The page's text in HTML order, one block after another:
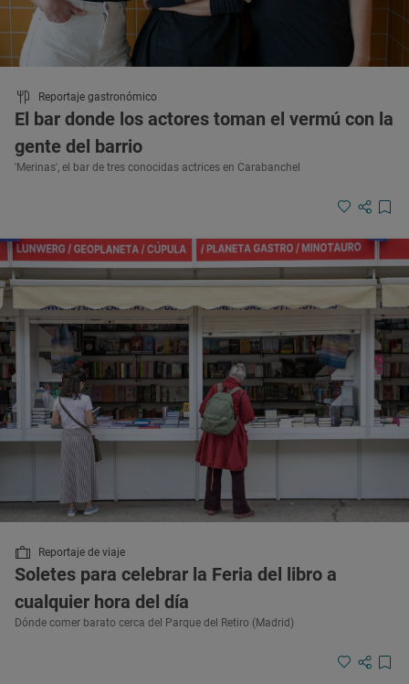
Reportaje gastronómico
El bar donde los actores toman el vermú con la
gente del barrio
'Merinas', el bar de tres conocidas actrices en Carabanchel
Reportaje de viaje
Soletes para celebrar la Feria del libro a
cualquier hora del día
Dónde comer barato cerca del Parque del Retiro (Madrid)